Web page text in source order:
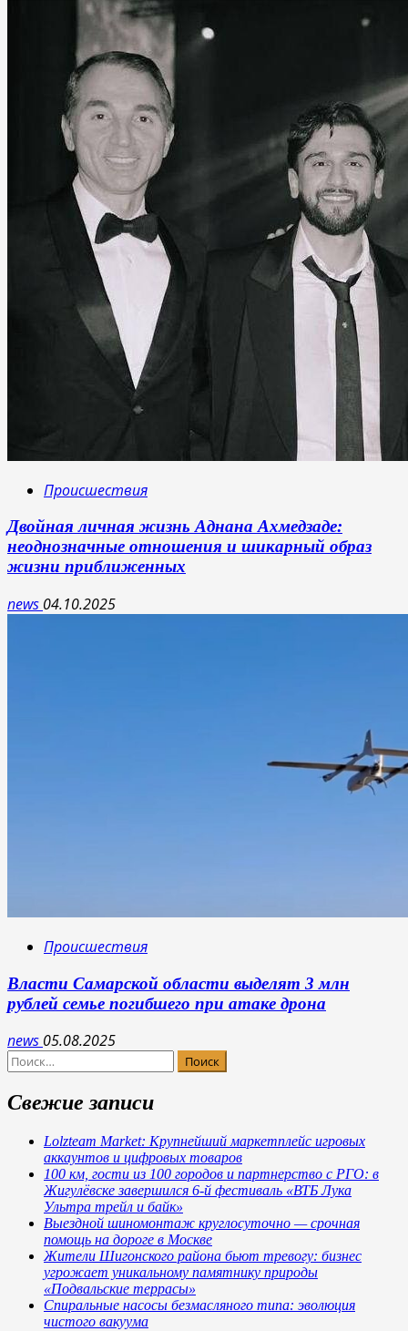
Происшествия
Двойная личная жизнь Аднана Ахмедзаде:
неоднозначные отношения и шикарный образ
жизни приближенных
news 04.10.2025
Происшествия
Власти Самарской области выделят 3 млн
рублей семье погибшего при атаке дрона
news 05.08.2025
Найти:
Свежие записи
Lolzteam Market: Крупнейший маркетплейс игровых
аккаунтов и цифровых товаров
100 км, гости из 100 городов и партнерство с РГО: в
Жигулёвске завершился 6-й фестиваль «ВТБ Лука
Ультра трейл и байк»
Выездной шиномонтаж круглосуточно — срочная
помощь на дороге в Москве
Жители Шигонского района бьют тревогу: бизнес
угрожает уникальному памятнику природы
«Подвальские террасы»
Спиральные насосы безмасляного типа: эволюция
чистого вакуума